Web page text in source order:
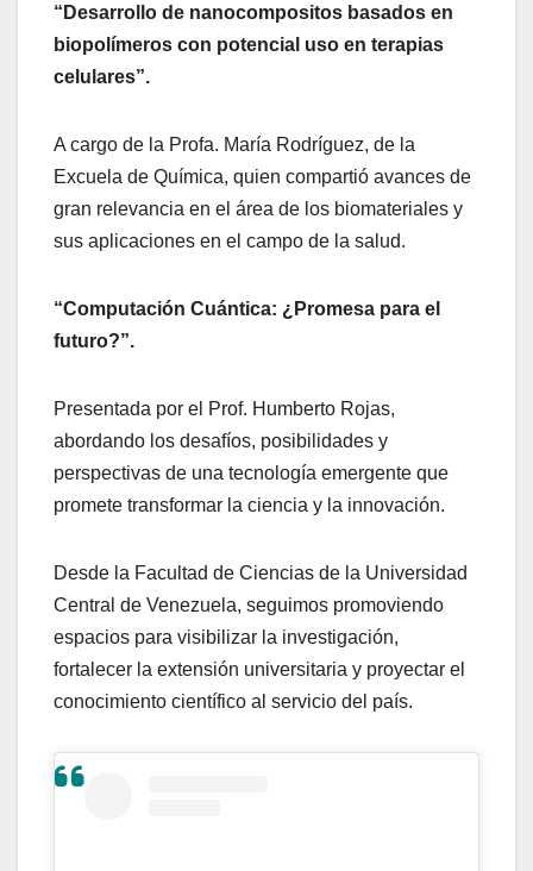
“Desarrollo de nanocompositos basados en
biopolímeros con potencial uso en terapias
celulares”.
A cargo de la Profa. María Rodríguez, de la
Excuela de Química, quien compartió avances de
gran relevancia en el área de los biomateriales y
sus aplicaciones en el campo de la salud.
“Computación Cuántica: ¿Promesa para el
futuro?”.
Presentada por el Prof. Humberto Rojas,
abordando los desafíos, posibilidades y
perspectivas de una tecnología emergente que
promete transformar la ciencia y la innovación.
Desde la Facultad de Ciencias de la Universidad
Central de Venezuela, seguimos promoviendo
espacios para visibilizar la investigación,
fortalecer la extensión universitaria y proyectar el
conocimiento científico al servicio del país.